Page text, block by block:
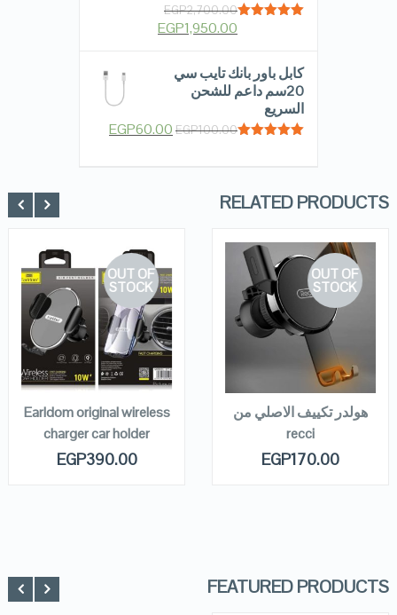
EGP2,700.00
EGP1,950.00
كابل باور بانك تايب سي
20سم داعم للشحن
السريع
EGP100.00
EGP60.00
RELATED PRODUCTS
OUT OF
STOCK
QUICK LOOK
VIEW DETAILS
هولدر تكييف الاصلي من
recci
EGP170.00
OUT OF
STOCK
QUICK LOOK
VIEW DETAILS
READ MORE
Earldom original wireless
charger car holder
EGP390.00
FEATURED PRODUCTS